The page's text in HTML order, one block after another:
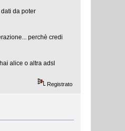
da poter
perchè credi
alice o altra adsl
Registrato